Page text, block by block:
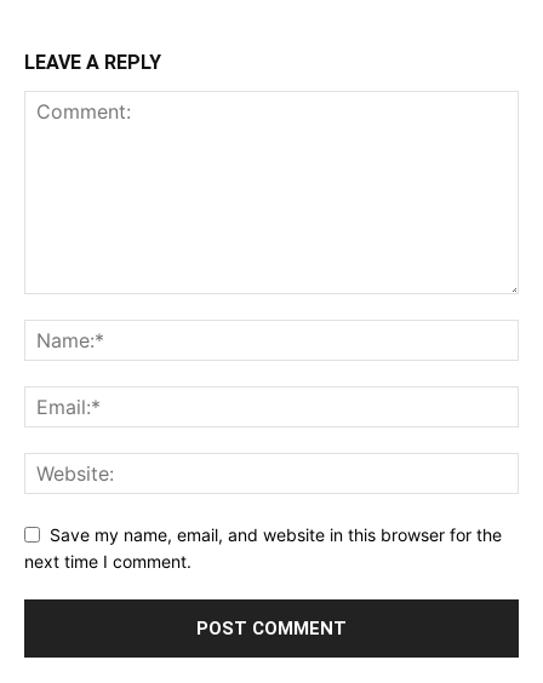
LEAVE A REPLY
Save my name, email, and website in this browser for the
next time I comment.